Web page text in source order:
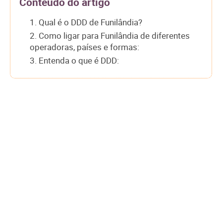
1. Qual é o DDD de Funilândia?
2. Como ligar para Funilândia de diferentes
operadoras, países e formas:
3. Entenda o que é DDD: